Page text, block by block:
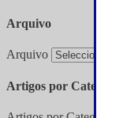
Arquivo
Arquivo
Artigos por Categorias